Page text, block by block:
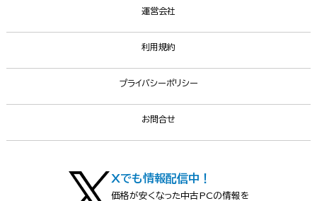
運営会社
利用規約
プライバシーポリシー
お問合せ
Xでも情報配信中！
価格が安くなった中古PCの情報を